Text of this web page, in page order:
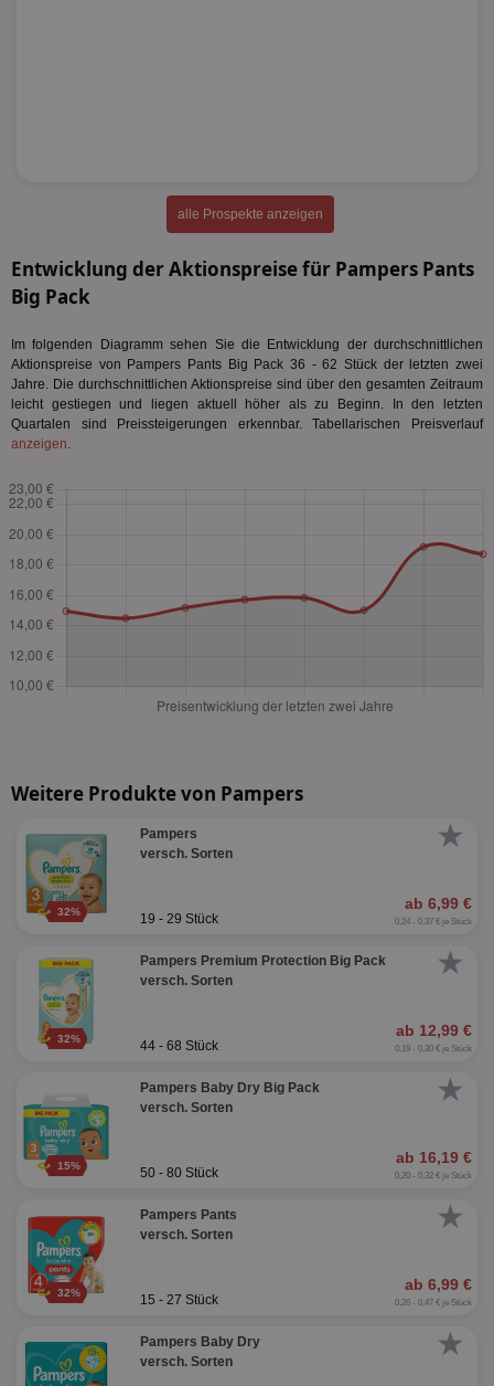
alle Prospekte anzeigen
Entwicklung der Aktionspreise für Pampers Pants
Big Pack
Im folgenden Diagramm sehen Sie die Entwicklung der durchschnittlichen
Aktionspreise von Pampers Pants Big Pack 36 - 62 Stück der letzten zwei
Jahre. Die durchschnittlichen Aktionspreise sind über den gesamten Zeitraum
leicht gestiegen und liegen aktuell höher als zu Beginn. In den letzten
Quartalen sind Preissteigerungen erkennbar. Tabellarischen Preisverlauf
anzeigen.
Weitere Produkte von Pampers
★
32%
Pampers
versch. Sorten
ab 6,99 €
19 - 29 Stück 0,24 - 0,37 € je Stück
★
32%
Pampers Premium Protection Big Pack
versch. Sorten
ab 12,99 €
44 - 68 Stück 0,19 - 0,30 € je Stück
★
15%
Pampers Baby Dry Big Pack
versch. Sorten
ab 16,19 €
50 - 80 Stück 0,20 - 0,32 € je Stück
★
32%
Pampers Pants
versch. Sorten
ab 6,99 €
15 - 27 Stück 0,26 - 0,47 € je Stück
★
Pampers Baby Dry
versch. Sorten